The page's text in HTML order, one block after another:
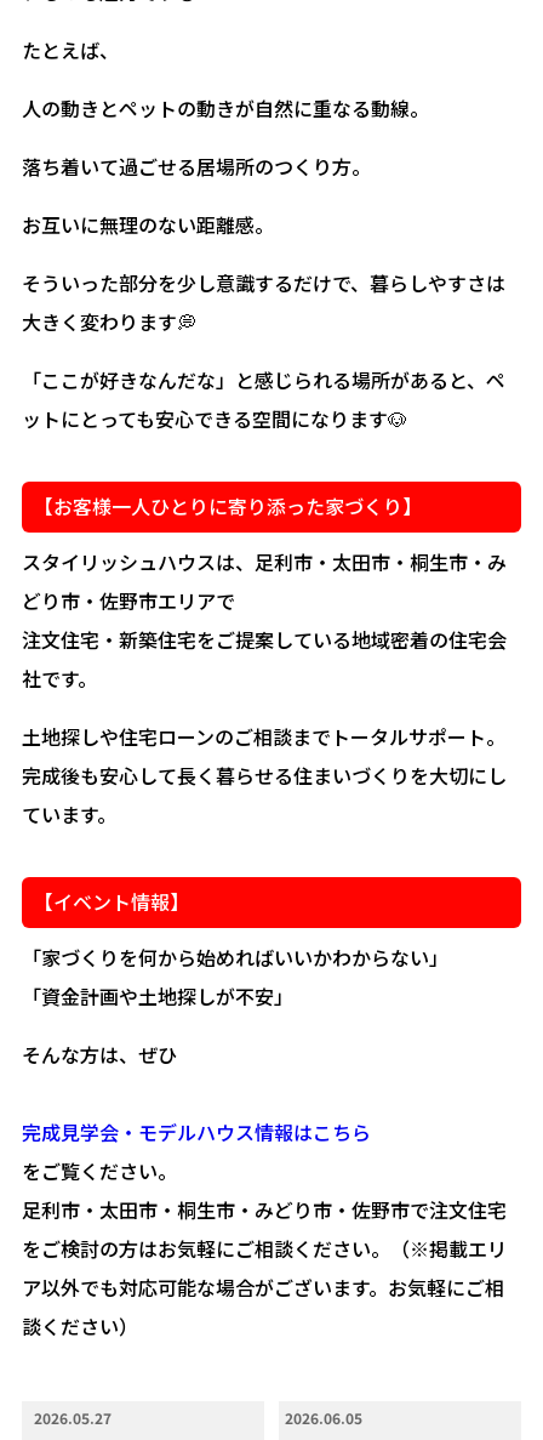
たとえば、
人の動きとペットの動きが自然に重なる動線。
落ち着いて過ごせる居場所のつくり方。
お互いに無理のない距離感。
そういった部分を少し意識するだけで、暮らしやすさは
大きく変わります💭
「ここが好きなんだな」と感じられる場所があると、ペ
ットにとっても安心できる空間になります🐶
【お客様一人ひとりに寄り添った家づくり】
スタイリッシュハウスは、足利市・太田市・桐生市・み
どり市・佐野市エリアで
注文住宅・新築住宅をご提案している地域密着の住宅会
社です。
土地探しや住宅ローンのご相談までトータルサポート。
完成後も安心して長く暮らせる住まいづくりを大切にし
ています。
【イベント情報】
「家づくりを何から始めればいいかわからない」
「資金計画や土地探しが不安」
そんな方は、ぜひ
完成見学会・モデルハウス情報はこちら
をご覧ください。
足利市・太田市・桐生市・みどり市・佐野市で注文住宅
をご検討の方はお気軽にご相談ください。（※掲載エリ
ア以外でも対応可能な場合がございます。お気軽にご相
談ください）
2026.05.27
2026.06.05